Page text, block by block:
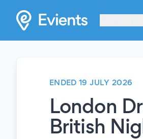
ENDED 19 JULY 2026
London
British